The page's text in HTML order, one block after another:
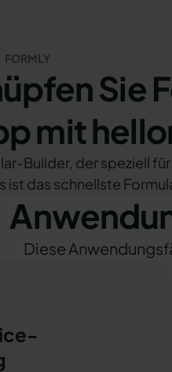
FORMLY
Sie
mit
Builder, der speziell
ist das schnellste
Diese